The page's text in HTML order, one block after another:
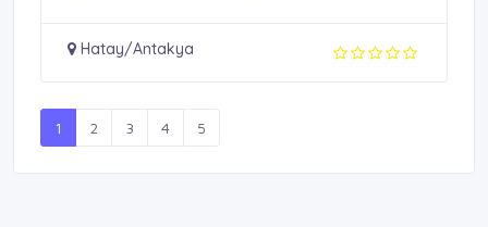
Hatay/Antakya
1 2 3 4 5